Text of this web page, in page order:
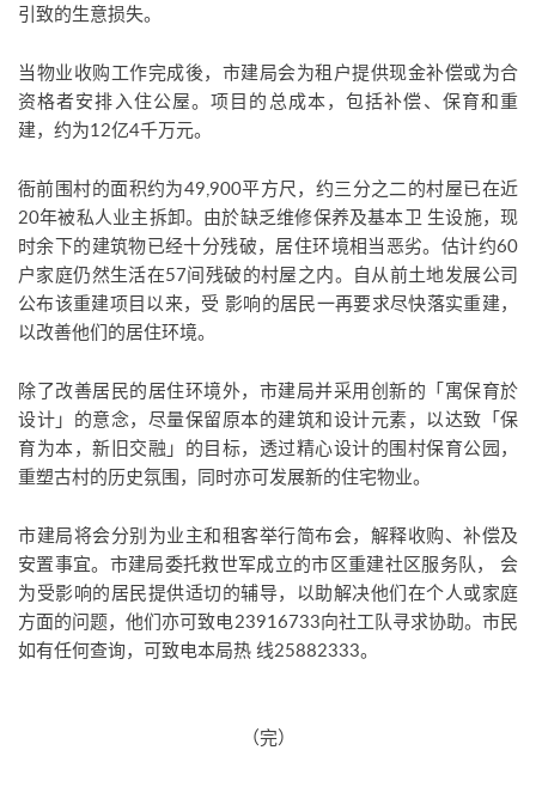
引致的生意损失。
当物业收购工作完成後，市建局会为租户提供现金补偿或为合
资格者安排入住公屋。项目的总成本，包括补偿、保育和重
建，约为12亿4千万元。
衙前围村的面积约为49,900平方尺，约三分之二的村屋已在近
20年被私人业主拆卸。由於缺乏维修保养及基本卫 生设施，现
时余下的建筑物已经十分残破，居住环境相当恶劣。估计约60
户家庭仍然生活在57间残破的村屋之内。自从前土地发展公司
公布该重建项目以来，受 影响的居民一再要求尽快落实重建，
以改善他们的居住环境。
除了改善居民的居住环境外，市建局并采用创新的「寓保育於
设计」的意念，尽量保留原本的建筑和设计元素，以达致「保
育为本，新旧交融」的目标，透过精心设计的围村保育公园，
重塑古村的历史氛围，同时亦可发展新的住宅物业。
市建局将会分别为业主和租客举行简布会，解释收购、补偿及
安置事宜。市建局委托救世军成立的市区重建社区服务队， 会
为受影响的居民提供适切的辅导，以助解决他们在个人或家庭
方面的问题，他们亦可致电23916733向社工队寻求协助。市民
如有任何查询，可致电本局热 线25882333。
（完）